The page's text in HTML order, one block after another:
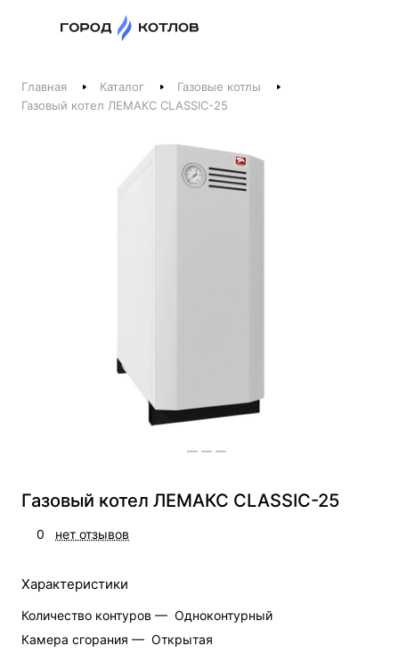
Телефоны
Главная Каталог
Газовые котлы
Газовый котел ЛЕМАКС CLASSIC-25
Газовый котел ЛЕМАКС CLASSIC-25
0 нет отзывов
Характеристики
Количество контуров — Одноконтурный
Камера сгорания — Открытая